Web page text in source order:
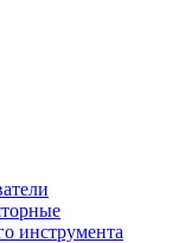
инструмента